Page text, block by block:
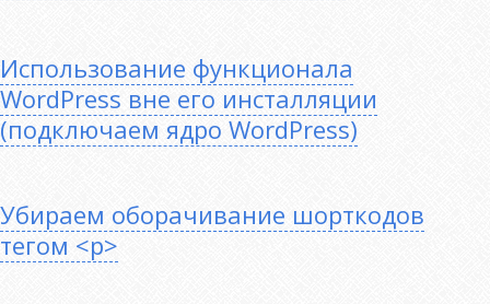
Использование функционала
WordPress вне его инсталляции
(подключаем ядро WordPress)
Убираем оборачивание шорткодов
тегом <p>